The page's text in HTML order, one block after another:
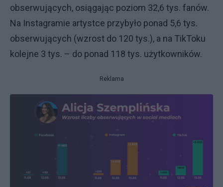
obserwujących, osiągając poziom 32,6 tys. fanów.
Na Instagramie artystce przybyło ponad 5,6 tys.
obserwujących (wzrost do 120 tys.), a na TikToku
kolejne 3 tys. – do ponad 118 tys. użytkowników.
Reklama